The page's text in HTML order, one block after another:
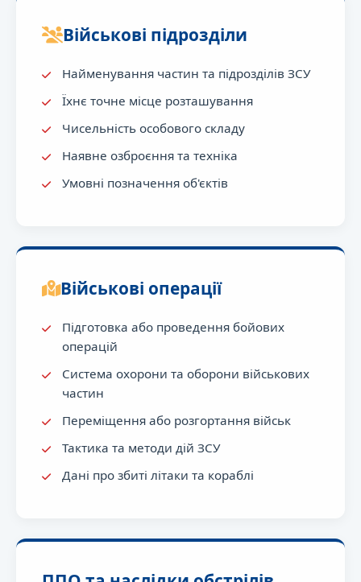
Військові підрозділи
Найменування частин та підрозділів ЗСУ
Їхнє точне місце розташування
Чисельність особового складу
Наявне озброєння та техніка
Умовні позначення об'єктів
Військові операції
Підготовка або проведення бойових
операцій
Система охорони та оборони військових
частин
Переміщення або розгортання військ
Тактика та методи дій ЗСУ
Дані про збиті літаки та кораблі